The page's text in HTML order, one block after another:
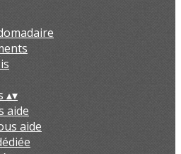
▴▾
aide
aide